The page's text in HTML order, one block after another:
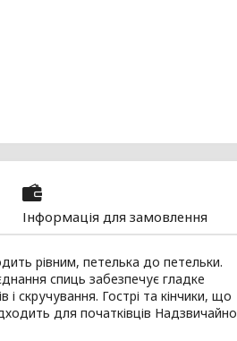
Інформація для замовлення
рівним, петелька до петельки.
спиць забезпечує гладке
і скручування. Гострі та кінчики, що
для початківців Надзвичайно